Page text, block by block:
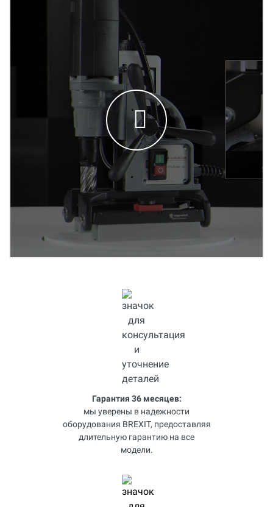
Гарантия 36 месяцев:
мы уверены в надежности
оборудования BREXIT, предоставляя
длительную гарантию на все
модели.